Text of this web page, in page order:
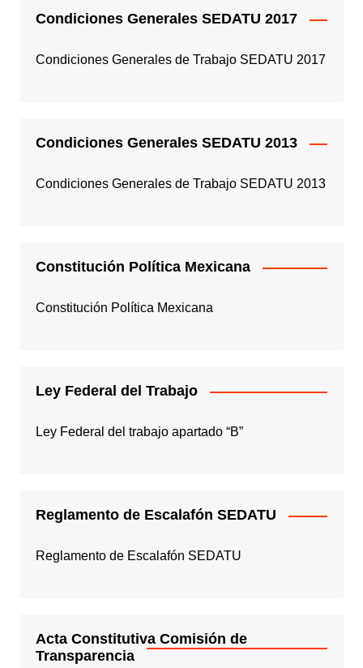
Condiciones Generales SEDATU 2017
Condiciones Generales de Trabajo SEDATU 2017
Condiciones Generales SEDATU 2013
Condiciones Generales de Trabajo SEDATU 2013
Constitución Política Mexicana
Constitución Política Mexicana
Ley Federal del Trabajo
Ley Federal del trabajo apartado “B”
Reglamento de Escalafón SEDATU
Reglamento de Escalafón SEDATU
Acta Constitutiva Comisión de
Transparencia